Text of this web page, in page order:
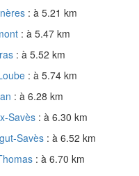
: à 5.21 km
: à 5.47 km
: à 5.52 km
: à 5.74 km
: à 6.28 km
Savès : à 6.30 km
Savès : à 6.52 km
: à 6.70 km